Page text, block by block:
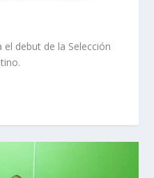
debut de la Selección